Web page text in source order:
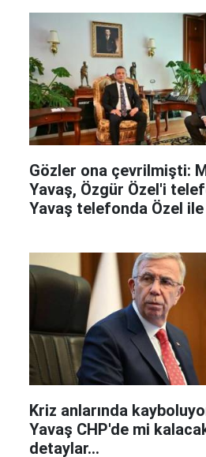
Gözler ona çevrilmişti:
Yavaş, Özgür Özel'i
Yavaş telefonda Özel
Kriz anlarında
Yavaş CHP'de mi
detaylar...